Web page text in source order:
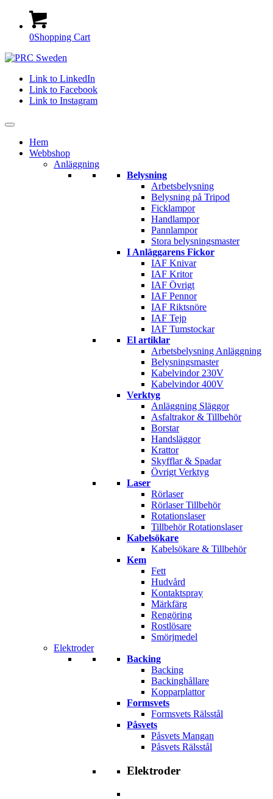
0Shopping Cart
Link to LinkedIn
Link to Facebook
Link to Instagram
Hem
Webbshop
Anläggning
Belysning
Arbetsbelysning
Belysning på Tripod
Ficklampor
Handlampor
Pannlampor
Stora belysningsmaster
I Anläggarens Fickor
IAF Knivar
IAF Kritor
IAF Övrigt
IAF Pennor
IAF Riktsnöre
IAF Tejp
IAF Tumstockar
El artiklar
Arbetsbelysning Anläggning
Belysningsmaster
Kabelvindor 230V
Kabelvindor 400V
Verktyg
Anläggning Släggor
Asfaltrakor & Tillbehör
Borstar
Handsläggor
Krattor
Skyfflar & Spadar
Övrigt Verktyg
Laser
Rörlaser
Rörlaser Tillbehör
Rotationslaser
Tillbehör Rotationslaser
Kabelsökare
Kabelsökare & Tillbehör
Kem
Fett
Hudvård
Kontaktspray
Märkfärg
Rengöring
Rostlösare
Smörjmedel
Elektroder
Backing
Backing
Backinghållare
Kopparplattor
Formsvets
Formsvets Rälsstål
Påsvets
Påsvets Mangan
Påsvets Rälsstål
Elektroder